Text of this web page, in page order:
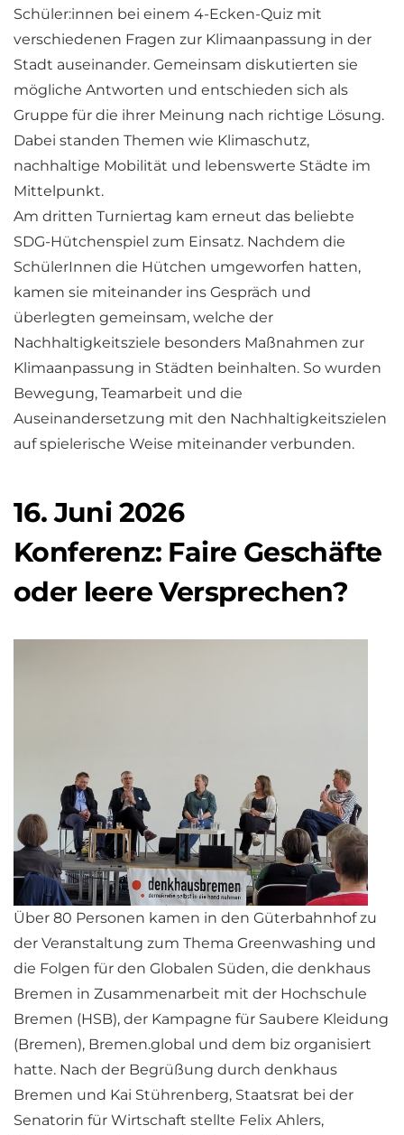
Schüler:innen bei einem 4-Ecken-Quiz mit
verschiedenen Fragen zur Klimaanpassung in der
Stadt auseinander. Gemeinsam diskutierten sie
mögliche Antworten und entschieden sich als
Gruppe für die ihrer Meinung nach richtige Lösung.
Dabei standen Themen wie Klimaschutz,
nachhaltige Mobilität und lebenswerte Städte im
Mittelpunkt.
Am dritten Turniertag kam erneut das beliebte
SDG-Hütchenspiel zum Einsatz. Nachdem die
SchülerInnen die Hütchen umgeworfen hatten,
kamen sie miteinander ins Gespräch und
überlegten gemeinsam, welche der
Nachhaltigkeitsziele besonders Maßnahmen zur
Klimaanpassung in Städten beinhalten. So wurden
Bewegung, Teamarbeit und die
Auseinandersetzung mit den Nachhaltigkeitszielen
auf spielerische Weise miteinander verbunden.
16. Juni 2026
Konferenz: Faire Geschäfte
oder leere Versprechen?
Über 80 Personen kamen in den Güterbahnhof zu
der Veranstaltung zum Thema Greenwashing und
die Folgen für den Globalen Süden, die denkhaus
Bremen in Zusammenarbeit mit der Hochschule
Bremen (HSB), der Kampagne für Saubere Kleidung
(Bremen), Bremen.global und dem biz organisiert
hatte. Nach der Begrüßung durch denkhaus
Bremen und Kai Stührenberg, Staatsrat bei der
Senatorin für Wirtschaft stellte Felix Ahlers,